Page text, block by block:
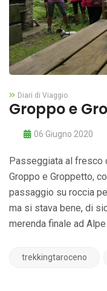
Diari di Viaggio
Groppo e
06 Giugno 2020
Passeggiata al fresco
Groppo e Groppetto,
passaggio su roccia
ma si stava bene, di
merenda finale ad
trekkingtaroceno